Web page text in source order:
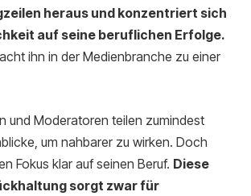
heraus und konzentriert sich
auf seine beruflichen Erfolge.
ihn in der Medienbranche zu einer
und Moderatoren teilen zumindest
um nahbarer zu wirken. Doch
Fokus klar auf seinen Beruf. Diese
sorgt zwar für